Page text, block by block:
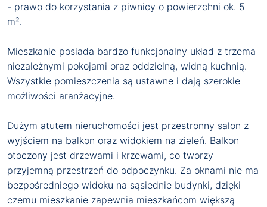
- prawo do korzystania z piwnicy o powierzchni ok. 5
m².
Mieszkanie posiada bardzo funkcjonalny układ z trzema
niezależnymi pokojami oraz oddzielną, widną kuchnią.
Wszystkie pomieszczenia są ustawne i dają szerokie
możliwości aranżacyjne.
Dużym atutem nieruchomości jest przestronny salon z
wyjściem na balkon oraz widokiem na zieleń. Balkon
otoczony jest drzewami i krzewami, co tworzy
przyjemną przestrzeń do odpoczynku. Za oknami nie ma
bezpośredniego widoku na sąsiednie budynki, dzięki
czemu mieszkanie zapewnia mieszkańcom większą